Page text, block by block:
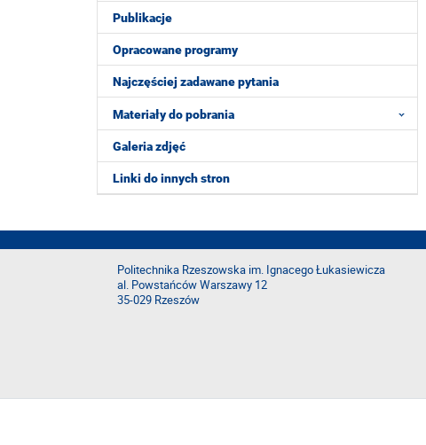
Publikacje
Opracowane programy
Najczęściej zadawane pytania
Materiały do pobrania
Galeria zdjęć
Linki do innych stron
Politechnika Rzeszowska im. Ignacego Łukasiewicza
al. Powstańców Warszawy 12
35-029 Rzeszów